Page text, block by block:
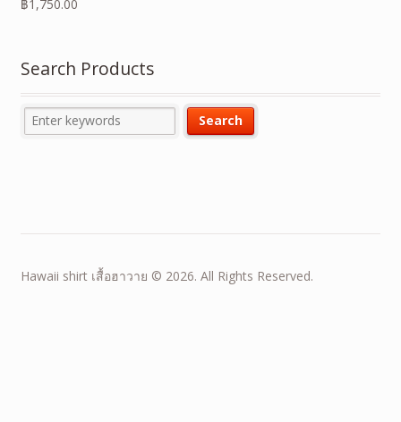
฿1,750.00
Search Products
Hawaii shirt เสื้อฮาวาย © 2026. All Rights Reserved.